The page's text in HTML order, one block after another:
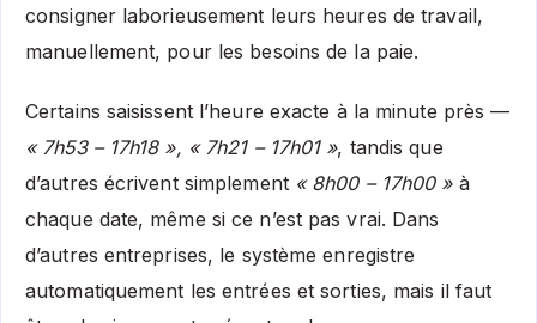
consigner laborieusement leurs heures de travail,
manuellement, pour les besoins de la paie.
Certains saisissent l’heure exacte à la minute près —
« 7h53 – 17h18 », « 7h21 – 17h01 », tandis que
d’autres écrivent simplement « 8h00 – 17h00 »à
chaque date, même si ce n’est pas vrai. Dans
d’autres entreprises, le système enregistre
automatiquement les entrées et sorties, mais il faut